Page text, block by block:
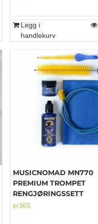
Legg i
handlekurv
MUSICNOMAD MN770
PREMIUM TROMPET
RENGJØRINGSSETT
kr365